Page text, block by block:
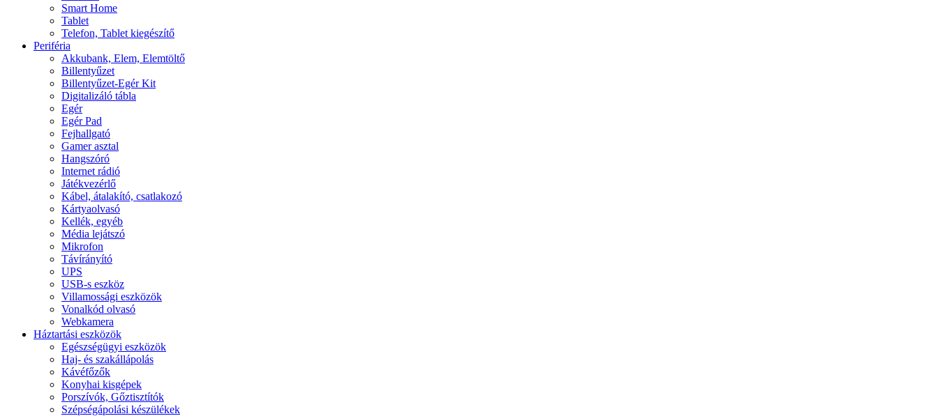
Smart Home
Tablet
Telefon, Tablet kiegészítő
Periféria
Akkubank, Elem, Elemtöltő
Billentyűzet
Billentyűzet-Egér Kit
Digitalizáló tábla
Egér
Egér Pad
Fejhallgató
Gamer asztal
Hangszóró
Internet rádió
Játékvezérlő
Kábel, átalakító, csatlakozó
Kártyaolvasó
Kellék, egyéb
Média lejátszó
Mikrofon
Távírányító
UPS
USB-s eszköz
Villamossági eszközök
Vonalkód olvasó
Webkamera
Háztartási eszközök
Egészségügyi eszközök
Haj- és szakállápolás
Kávéfőzők
Konyhai kisgépek
Porszívók, Gőztisztítók
Szépségápolási készülékek